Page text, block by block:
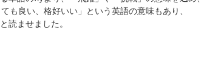
も良い、格好いい」という英語の意味もあり、
読ませました。